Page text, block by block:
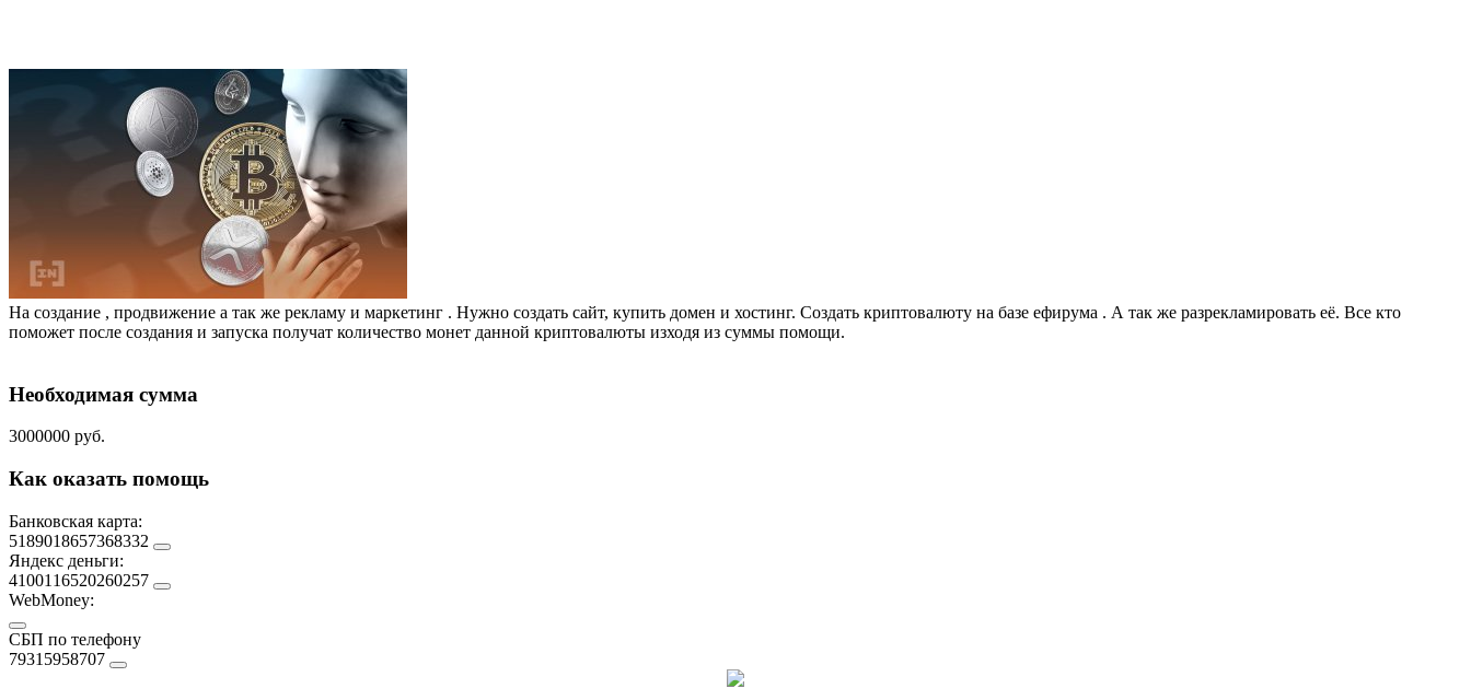
На создание , продвижение а так же рекламу и маркетинг . Нужно создать сайт, купить домен и хостинг. Создать криптовалюту на базе ефирума . А так же разрекламировать её. Все кто
поможет после создания и запуска получат количество монет данной криптовалюты изходя из суммы помощи.
Необходимая сумма
3000000 руб.
Как оказать помощь
Банковская карта:
5189018657368332
Яндекс деньги:
4100116520260257
WebMoney:
СБП по телефону
79315958707